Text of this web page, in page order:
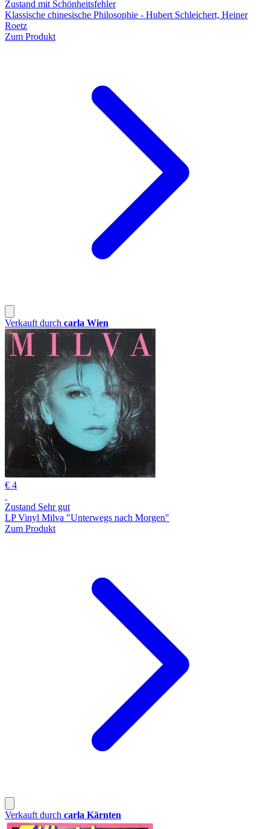
Zustand mit Schönheitsfehler
Klassische chinesische Philosophie - Hubert Schleichert, Heiner
Roetz
Zum Produkt
Verkauft durch carla Wien
€ 4
Zustand Sehr gut
LP Vinyl Milva "Unterwegs nach Morgen"
Zum Produkt
Verkauft durch carla Kärnten